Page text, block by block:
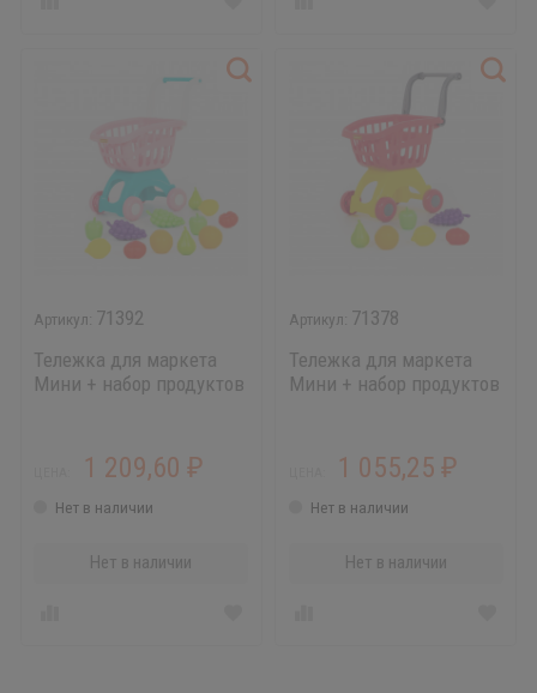
71392
Тележка для маркета
Мини + набор продуктов
1 209,60 ₽
Нет в наличии
Нет в наличии
71378
Тележка для маркета
Мини + набор продуктов
1 055,25₽
Нет в наличии
Нет в наличии